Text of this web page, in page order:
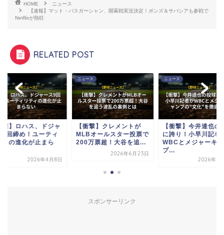
HOME
ニュース
【速報】マット・バスガーシャン、開幕戦実況決定！ボンズ＆サバシアも参戦で
Netflixが熱狂
RELATED POST
撃】ロハス、ドジャ
9回締め！ユーティ
ィの進化が止まら
2026年4月8日
ニュース
【衝撃】クレメントが
MLBオールスター投票で
200万票超！大谷を追...
2026年6月23日
ニュース
【衝撃】今井達也の
に誇り！小早川記者
WBCとメジャーキ
プ...
2026年3
スポンサーリンク